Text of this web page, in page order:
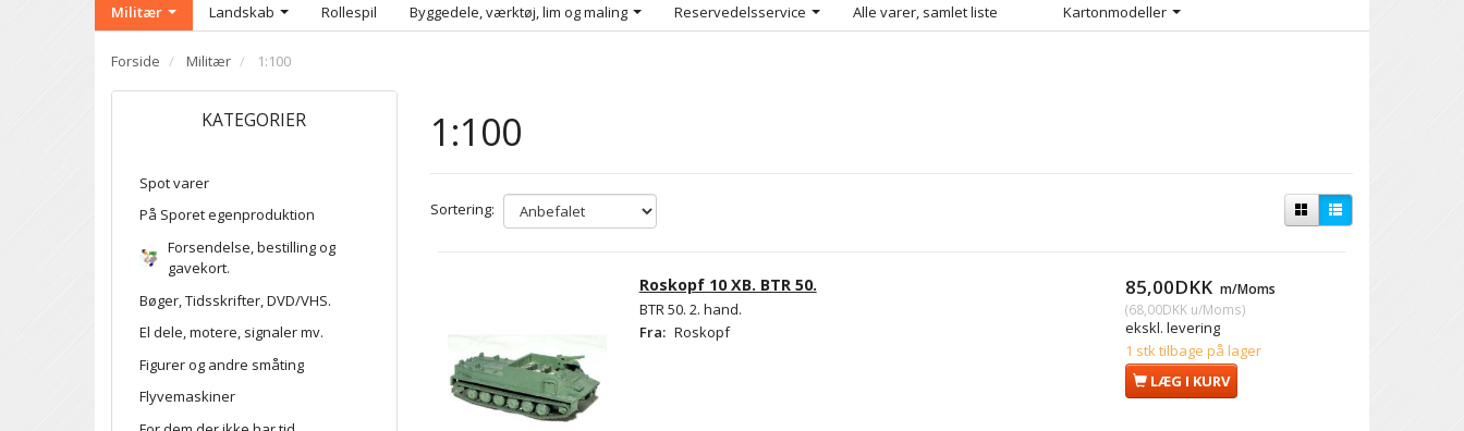
Militær
Landskab Rollespil Byggedele, værktøj, lim og maling Reservedelsservice Alle varer, samlet liste Kartonmodeller
Forside Militær 1:100
KATEGORIER
Spot varer
På Sporet egenproduktion
Forsendelse, bestilling og
gavekort.
Bøger, Tidsskrifter, DVD/VHS.
El dele, motere, signaler mv.
Figurer og andre småting
Flyvemaskiner
1:100
Sortering:
Roskopf 10 XB. BTR 50.
BTR 50. 2. hand.
Fra: Roskopf
85,00DKK m/Moms
(68,00DKKu/Moms)
ekskl. levering
1 stk tilbage på lager
LÆG I KURV